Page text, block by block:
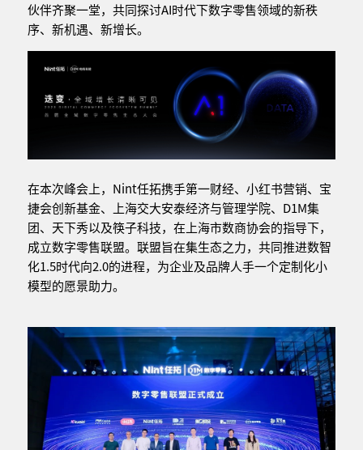
伙伴齐聚一堂，共同探讨AI时代下数字零售领域的新秩
序、新机遇、新增长。
在本次峰会上，Nint任拓携手第一财经、小红书营销、宝
捷会创新基金、上海交大安泰经济与管理学院、D1M集
团、天下秀以及筷子科技，在上海市数商协会的指导下，
成立数字零售联盟。联盟旨在集生态之力，共同推进数智
化1.5时代向2.0的进程，为企业及品牌人手一个定制化小
模型的愿景助力。